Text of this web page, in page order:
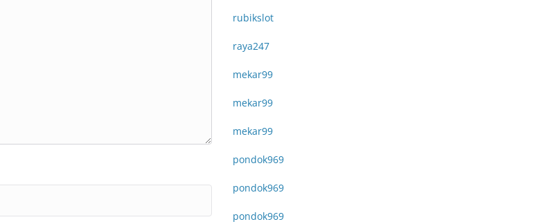
rubikslot
raya247
mekar99
mekar99
mekar99
pondok969
pondok969
pondok969